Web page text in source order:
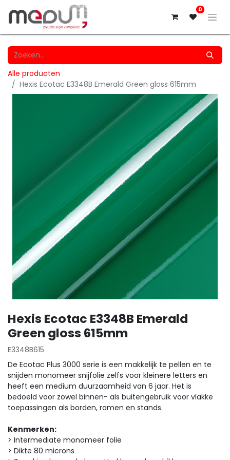
0
Alle producten
Hexis Ecotac E3348B Emerald Green gloss 615mm
Hexis Ecotac E3348B Emerald
Green gloss 615mm
E3348B615
De Ecotac Plus 3000 serie is een makkelijk te pellen en te
snijden monomeer snijfolie zelfs voor kleinere letters en
heeft een medium duurzaamheid van 6 jaar. Het is
bedoeld voor zowel binnen- als buitengebruik voor vlakke
toepassingen als borden, ramen en stands.
Kenmerken:
> Intermediate monomeer folie
> Dikte 80 microns